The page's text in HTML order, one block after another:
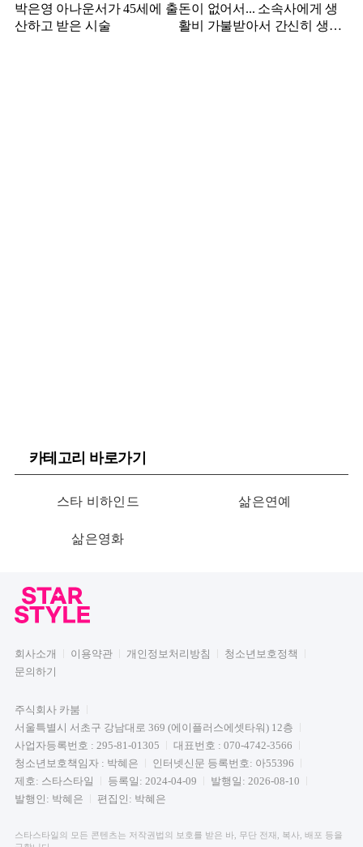
박은영 아나운서가 45세에 출
산하고 받은 시술
돈이 없어서... 소속사에게 생
활비 가불받아서 간신히 생활
카테고리 바로가기
스타 비하인드 삶은연예
삶은영화
회사소개 이용약관 개인정보처리방침
청소년보호정책
문의하기
주식회사 카붐
서울특별시 서초구 강남대로 369 (에이플러스에셋타워) 12층
사업자등록번호 : 295-81-01305
대표번호 : 070-4742-3566
청소년보호책임자 : 박혜은
인터넷신문 등록번호: 아55396
제호: 스타스타일
등록일: 2024-04-09
발행일: 2026-08-10
발행인: 박혜은
편집인: 박혜은
스타스타일의 모든 콘텐츠는 저작권법의 보호를 받은 바, 무단 전재, 복사, 배포 등을